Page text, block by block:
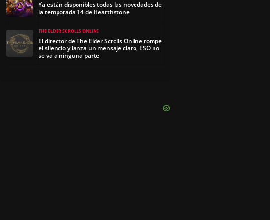
Ya están disponibles todas las novedades de
la temporada 14 de Hearthstone
THE ELDER SCROLLS ONLINE
El director de The Elder Scrolls Online rompe
el silencio y lanza un mensaje claro, ESO no
se va a ninguna parte